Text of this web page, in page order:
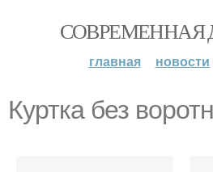
СОВРЕМЕННАЯ
главная новости
Куртка без